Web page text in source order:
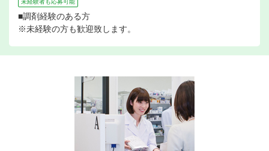
未経験者も応募可能
■調剤経験のある方
※未経験の方も歓迎致します。